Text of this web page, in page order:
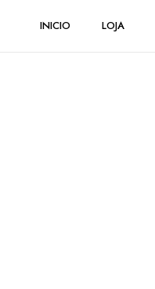
INICIO LOJA